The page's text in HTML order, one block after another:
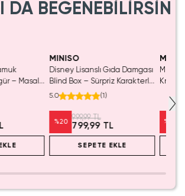
DA BEĞENEBİLİRSİN
– Masalsı
MINISO
Disney Lisanslı Gıda Damgası
Blind Box – Sürpriz Karakterli
Eğlenceli Sunum
5.0 (1)
%20
999,99 TL
799,99 TL
SEPETE EKLE
Miniso
Kristal
%